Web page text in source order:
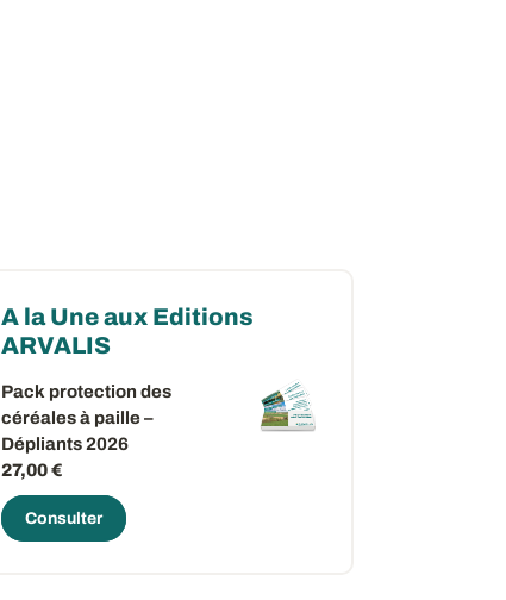
A la Une aux Editions
ARVALIS
Pack protection des
céréales à paille –
Dépliants 2026
27,00 €
Consulter